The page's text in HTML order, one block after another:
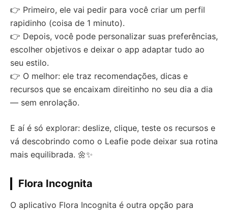
👉 Primeiro, ele vai pedir para você criar um perfil
rapidinho (coisa de 1 minuto).
👉 Depois, você pode personalizar suas preferências,
escolher objetivos e deixar o app adaptar tudo ao
seu estilo.
👉 O melhor: ele traz recomendações, dicas e
recursos que se encaixam direitinho no seu dia a dia
— sem enrolação.
E aí é só explorar: deslize, clique, teste os recursos e
vá descobrindo como o Leafie pode deixar sua rotina
mais equilibrada. 🌼✨
Flora Incognita
O aplicativo Flora Incognita é outra opção para